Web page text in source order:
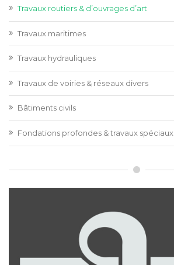
Travaux routiers & d’ouvrages d’art
Travaux maritimes
Travaux hydrauliques
Travaux de voiries & réseaux divers
Bâtiments civils
Fondations profondes & travaux spéciaux